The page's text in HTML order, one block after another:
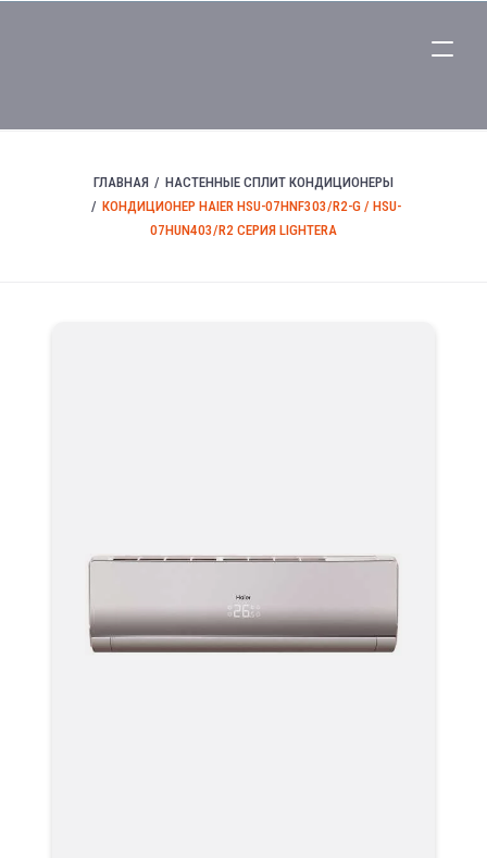
ГЛАВНАЯ
НАСТЕННЫЕ СПЛИТ КОНДИЦИОНЕРЫ
КОНДИЦИОНЕР HAIER HSU-07HNF303/R2-G / HSU-
07HUN403/R2 СЕРИЯ LIGHTERA